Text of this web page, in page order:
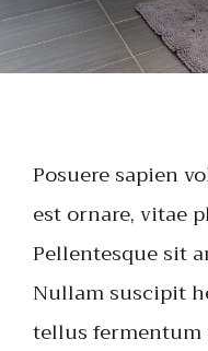
Posuere sapien
est ornare, vitae
Pellentesque sit
Nullam suscipit
tellus fermentum